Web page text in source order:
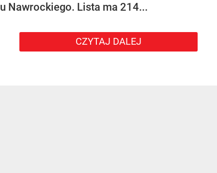
u Nawrockiego. Lista ma 214...
CZYTAJ DALEJ